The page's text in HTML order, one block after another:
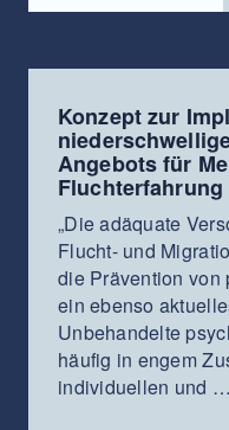
Konzept zur
Angebots für
Fluchterfahrung
„Die adäquate
Flucht- und
die Prävention von
ein ebenso
Unbehandelte
häufig in engem
individuellen und …